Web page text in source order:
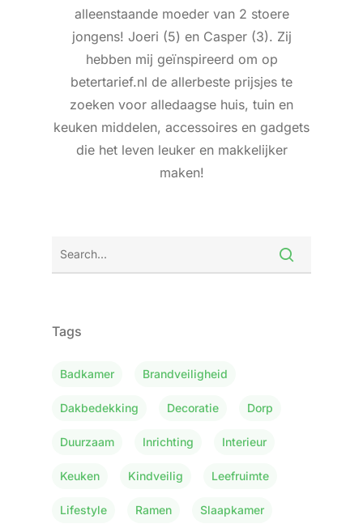
alleenstaande moeder van 2 stoere
jongens! Joeri (5) en Casper (3). Zij
hebben mij geïnspireerd om op
betertarief.nl de allerbeste prijsjes te
zoeken voor alledaagse huis, tuin en
keuken middelen, accessoires en gadgets
die het leven leuker en makkelijker
maken!
Tags
Badkamer Brandveiligheid
Dakbedekking Decoratie Dorp
Duurzaam Inrichting Interieur
Keuken Kindveilig Leefruimte
Lifestyle Ramen Slaapkamer